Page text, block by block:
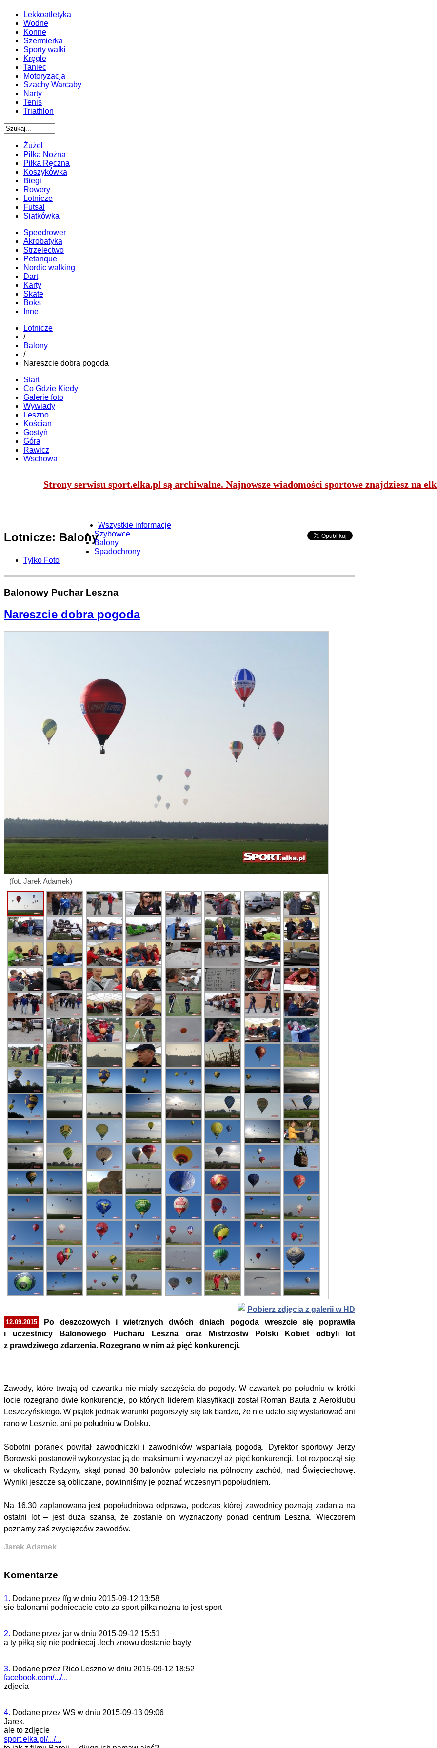
Lekkoatletyka
Wodne
Konne
Szermierka
Sporty walki
Kręgle
Taniec
Motoryzacja
Szachy Warcaby
Narty
Tenis
Triathlon
Żużel
Piłka Nożna
Piłka Ręczna
Koszykówka
Biegi
Rowery
Lotnicze
Futsal
Siatkówka
Speedrower
Akrobatyka
Strzelectwo
Petanque
Nordic walking
Dart
Karty
Skate
Boks
Inne
Lotnicze
/
Balony
/
Nareszcie dobra pogoda
Start
Co Gdzie Kiedy
Galerie foto
Wywiady
Leszno
Kościan
Gostyń
Góra
Rawicz
Wschowa
Strony serwisu sport.elka.pl są archiwalne. Najnowsze wiadomości sportowe znajdziesz na
Lotnicze: Balony
Wszystkie informacje
Szybowce
Balony
Spadochrony
Tylko Foto
Balonowy Puchar Leszna
Nareszcie dobra pogoda
(fot. Jarek Adamek)
Pobierz zdjęcia z galerii w HD
12.09.2015
Po deszczowych i wietrznych dwóch dniach pogoda wreszcie się poprawiła
i uczestnicy Balonowego Pucharu Leszna oraz Mistrzostw Polski Kobiet odbyli lot
z prawdziwego zdarzenia. Rozegrano w nim aż pięć konkurencji.
Zawody, które trwają od czwartku nie miały szczęścia do pogody. W czwartek po południu w krótki
locie rozegrano dwie konkurencje, po których liderem klasyfikacji został Roman Bauta z Aeroklubu
Leszczyńskiego. W piątek jednak warunki pogorszyły się tak bardzo, że nie udało się wystartować ani
rano w Lesznie, ani po południu w Dolsku.
Sobotni poranek powitał zawodniczki i zawodników wspaniałą pogodą. Dyrektor sportowy Jerzy
Borowski postanowił wykorzystać ją do maksimum i wyznaczył aż pięć konkurencji. Lot rozpoczął się
w okolicach Rydzyny, skąd ponad 30 balonów poleciało na północny zachód, nad Święciechowę.
Wyniki jeszcze są obliczane, powinniśmy je poznać wczesnym popołudniem.
Na 16.30 zaplanowana jest popołudniowa odprawa, podczas której zawodnicy poznają zadania na
ostatni lot – jest duża szansa, że zostanie on wyznaczony ponad centrum Leszna. Wieczorem
poznamy zaś zwycięzców zawodów.
Jarek Adamek
Komentarze
1. Dodane przez ffg w dniu 2015-09-12 13:58
sie balonami podniecacie coto za sport piłka nożna to jest sport
2. Dodane przez jar w dniu 2015-09-12 15:51
a ty piłką się nie podniecaj ,lech znowu dostanie bayty
3. Dodane przez Rico Leszno w dniu 2015-09-12 18:52
facebook.com/.../...
zdjecia
4. Dodane przez WS w dniu 2015-09-13 09:06
Jarek,
ale to zdjęcie
sport.elka.pl/.../...